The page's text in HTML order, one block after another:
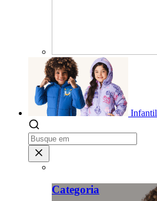
Infantil
Categoria